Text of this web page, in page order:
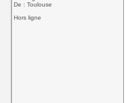
De : Toulouse
Hors ligne